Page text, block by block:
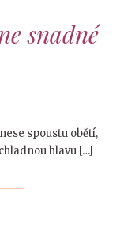
snadné
spoustu obětí,
hlavu […]